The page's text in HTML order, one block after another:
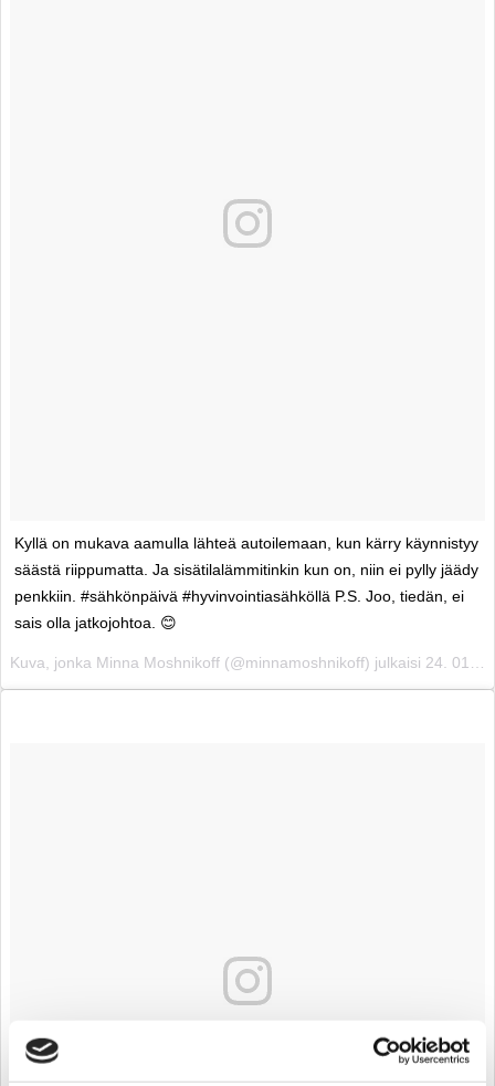
Kyllä on mukava aamulla lähteä autoilemaan, kun kärry käynnistyy
säästä riippumatta. Ja sisätilalämmitinkin kun on, niin ei pylly jäädy
penkkiin. #sähkönpäivä #hyvinvointiasähköllä P.S. Joo, tiedän, ei
sais olla jatkojohtoa. 😊
Kuva, jonka Minna Moshnikoff (@minnamoshnikoff) julkaisi 24. 01ta 2017 klo 1.59 PST